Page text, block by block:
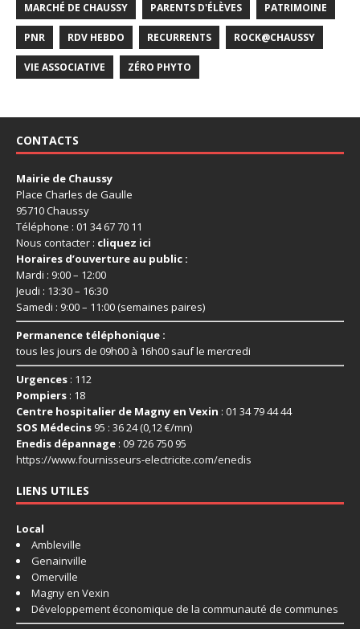
MARCHÉ DE CHAUSSY PARENTS D'ÉLÈVES PATRIMOINE
PNR RDV HEBDO RECURRENTS ROCK@CHAUSSY
VIE ASSOCIATIVE ZÉRO PHYTO
CONTACTS
Mairie de Chaussy
Place Charles de Gaulle
95710 Chaussy
Téléphone : 01 34 67 70 11
Nous contacter : cliquez ici
Horaires d’ouverture au public :
Mardi : 9:00 – 12:00
Jeudi : 13:30 – 16:30
Samedi : 9:00 – 11:00 (semaines paires)
Permanence téléphonique :
tous les jours de 09h00 à 16h00 sauf le mercredi
Urgences : 112
Pompiers : 18
Centre hospitalier de Magny en Vexin : 01 34 79 44 44
SOS Médecins 95 : 36 24 (0,12 €/mn)
Enedis dépannage : 09 726 750 95
https://www.fournisseurs-electricite.com/enedis
LIENS UTILES
Local
Ambleville
Genainville
Omerville
Magny en Vexin
Développement économique de la communauté de communes